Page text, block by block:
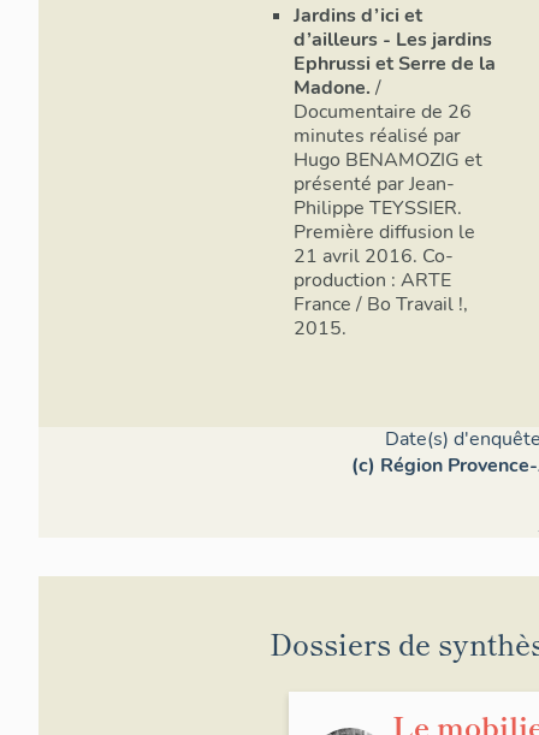
Cour
La cour
Chemin
été
d'entrée
Jardins d’ici et
d’ailleurs - Les jardins
Ephrussi et Serre de la
Madone. /
Documentaire de 26
minutes réalisé par
Hugo BENAMOZIG et
présenté par Jean-
Philippe TEYSSIER.
Première diffusion le
21 avril 2016. Co-
production : ARTE
France / Bo Travail !,
2015.
Date(s)
(c) Région
Dossiers de
Le